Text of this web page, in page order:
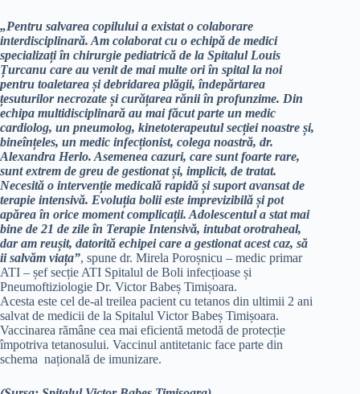
„Pentru salvarea copilului a existat o colaborare
interdisciplinară. Am colaborat cu o echipă de medici
specializați în chirurgie pediatrică de la Spitalul Louis
Țurcanu care au venit de mai multe ori în spital la noi
pentru toaletarea și debridarea plăgii, îndepărtarea
țesuturilor necrozate și curățarea rănii în profunzime. Din
echipa multidisciplinară au mai făcut parte un medic
cardiolog, un pneumolog, kinetoterapeutul secției noastre și,
bineînțeles, un medic infecționist, colega noastră, dr.
Alexandra Herlo. Asemenea cazuri, care sunt foarte rare,
sunt extrem de greu de gestionat și, implicit, de tratat.
Necesită o intervenție medicală rapidă și suport avansat de
terapie intensivă. Evoluția bolii este imprevizibilă și pot
apărea în orice moment complicații. Adolescentul a stat mai
bine de 21 de zile în Terapie Intensivă, intubat orotraheal,
dar am reușit, datorită echipei care a gestionat acest caz, să
ii salvăm viața”, spune dr. Mirela Poroșnicu – medic primar
ATI – șef secție ATI Spitalul de Boli infecțioase și
Pneumoftiziologie Dr. Victor Babeș Timișoara.
Acesta este cel de-al treilea pacient cu tetanos din ultimii 2 ani
salvat de medicii de la Spitalul Victor Babeș Timișoara.
Vaccinarea rămâne cea mai eficientă metodă de protecție
împotriva tetanosului. Vaccinul antitetanic face parte din
schema națională de imunizare.